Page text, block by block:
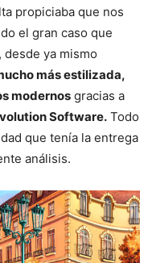
propiciaba que nos
el gran caso que
ya mismo
más estilizada,
modernos gracias a
Software. Todo
que tenía la entrega
análisis.